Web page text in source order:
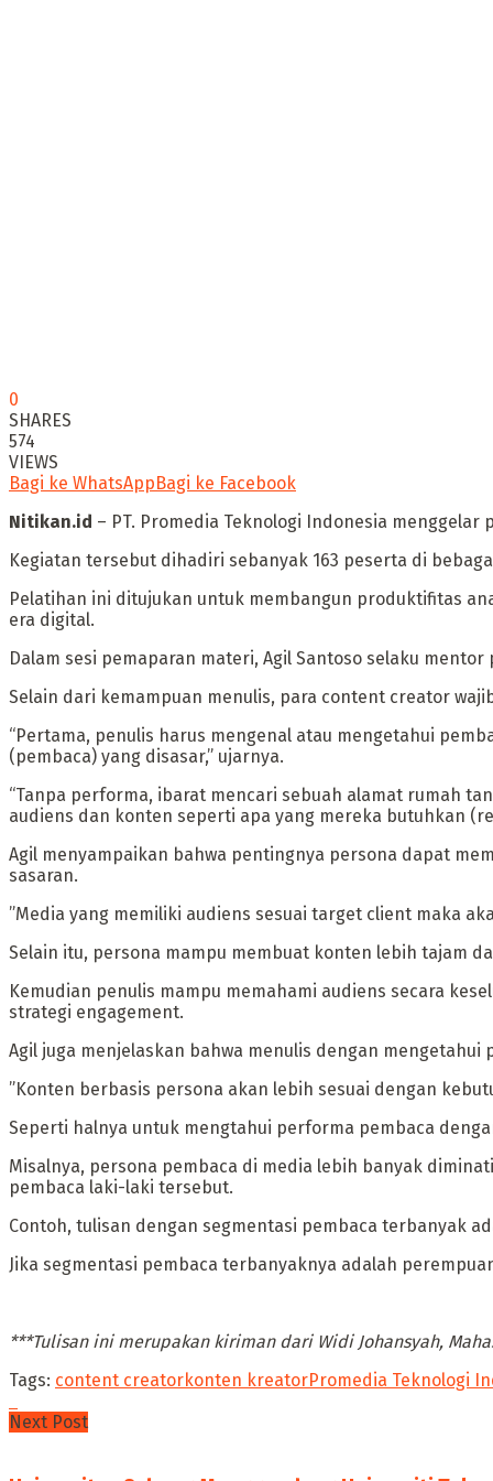
0
SHARES
574
VIEWS
Bagi ke WhatsApp Bagi ke Facebook
Nitikan.id – PT. Promedia Teknologi Indonesia
Kegiatan tersebut dihadiri sebanyak 163 peserta di
Pelatihan ini ditujukan untuk membangun produktifitas
era digital.
Dalam sesi pemaparan materi, Agil Santoso selaku
Selain dari kemampuan menulis, para content creator
“Pertama, penulis harus mengenal atau mengetahui
(pembaca) yang disasar,” ujarnya.
“Tanpa performa, ibarat mencari sebuah alamat rumah
audiens dan konten seperti apa yang mereka butuhkan
Agil menyampaikan bahwa pentingnya persona dapat
sasaran.
”Media yang memiliki audiens sesuai target client maka
Selain itu, persona mampu membuat konten lebih tajam
Kemudian penulis mampu memahami audiens secara
strategi engagement.
Agil juga menjelaskan bahwa menulis dengan
”Konten berbasis persona akan lebih sesuai dengan
Seperti halnya untuk mengtahui performa pembaca
Misalnya, persona pembaca di media lebih banyak
pembaca laki-laki tersebut.
Contoh, tulisan dengan segmentasi pembaca terbanyak
Jika segmentasi pembaca terbanyaknya adalah
***Tulisan ini merupakan kiriman dari Widi Johansyah,
Tags: content creator konten kreatorPromedia Teknologi
Next Post